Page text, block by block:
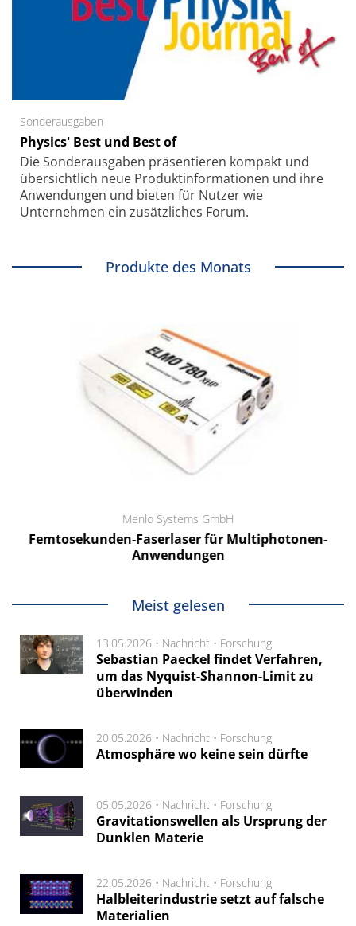
Sonderausgaben
Physics' Best und Best of
Die Sonder­ausgaben präsentieren kompakt und
übersichtlich neue Produkt­informationen und ihre
Anwendungen und bieten für Nutzer wie
Unternehmen ein zusätzliches Forum.
Produkte des Monats
Menlo Systems GmbH
Femtosekunden-Faserlaser für Multiphotonen-
Anwendungen
Meist gelesen
13.05.2026 • Nachricht • Forschung
Sebastian Paeckel findet Verfahren,
um das Nyquist-Shannon-Limit zu
überwinden
20.05.2026 • Nachricht • Forschung
Atmosphäre wo keine sein dürfte
05.05.2026 • Nachricht • Forschung
Gravitationswellen als Ursprung der
Dunklen Materie
22.05.2026 • Nachricht • Forschung
Halbleiterindustrie setzt auf falsche
Materialien